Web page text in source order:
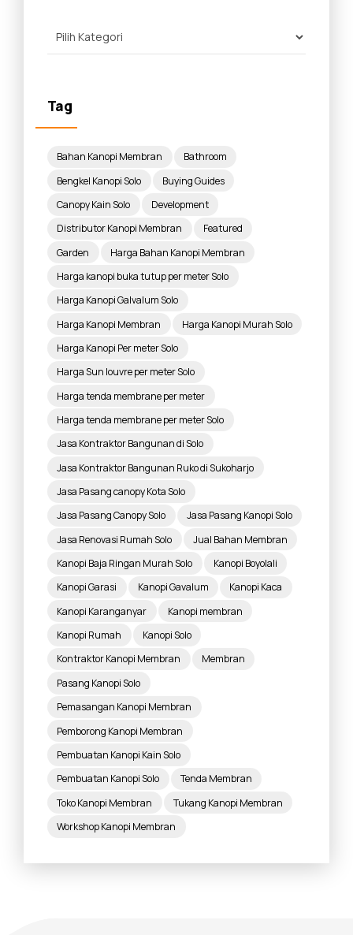
Tag
Bahan Kanopi Membran
Bathroom
Bengkel Kanopi Solo
Buying Guides
Canopy Kain Solo
Development
Distributor Kanopi Membran
Featured
Garden
Harga Bahan Kanopi Membran
Harga kanopi buka tutup per meter Solo
Harga Kanopi Galvalum Solo
Harga Kanopi Membran
Harga Kanopi Murah Solo
Harga Kanopi Per meter Solo
Harga Sun louvre per meter Solo
Harga tenda membrane per meter
Harga tenda membrane per meter Solo
Jasa Kontraktor Bangunan di Solo
Jasa Kontraktor Bangunan Ruko di Sukoharjo
Jasa Pasang canopy Kota Solo
Jasa Pasang Canopy Solo
Jasa Pasang Kanopi Solo
Jasa Renovasi Rumah Solo
Jual Bahan Membran
Kanopi Baja Ringan Murah Solo
Kanopi Boyolali
Kanopi Garasi
Kanopi Gavalum
Kanopi Kaca
Kanopi Karanganyar
Kanopi membran
Kanopi Rumah
Kanopi Solo
Kontraktor Kanopi Membran
Membran
Pasang Kanopi Solo
Pemasangan Kanopi Membran
Pemborong Kanopi Membran
Pembuatan Kanopi Kain Solo
Pembuatan Kanopi Solo
Tenda Membran
Toko Kanopi Membran
Tukang Kanopi Membran
Workshop Kanopi Membran